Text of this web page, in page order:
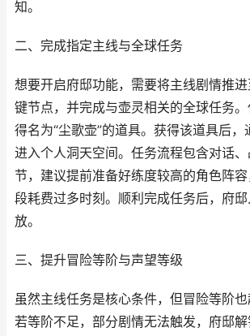
知。
二、完成指定主线与全球任务
想要开启府邸功能，需要将主线剧情推
键节点，并完成与壶灵相关的全球任务
得名为“尘歌壶”的道具。获得该道具后
进入个人洞天空间。任务流程包含对话
节，建议提前准备好练度较高的角色阵
段耗费过多时刻。顺利完成任务后，府
放。
三、提升冒险等阶与声望等级
虽然主线任务是核心条件，但冒险等阶也
若等阶不足，部分剧情无法触发，府邸